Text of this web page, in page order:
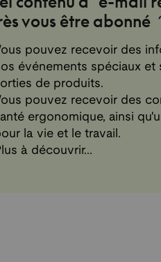
vous être abonné
pouvez recevoir des
événements spéciaux et
de produits.
pouvez recevoir des
ergonomique, ainsi
la vie et le travail.
à découvrir...